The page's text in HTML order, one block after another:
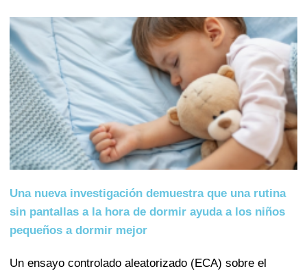
Una nueva investigación demuestra que una rutina
sin pantallas a la hora de dormir ayuda a los niños
pequeños a dormir mejor
Un ensayo controlado aleatorizado (ECA) sobre el